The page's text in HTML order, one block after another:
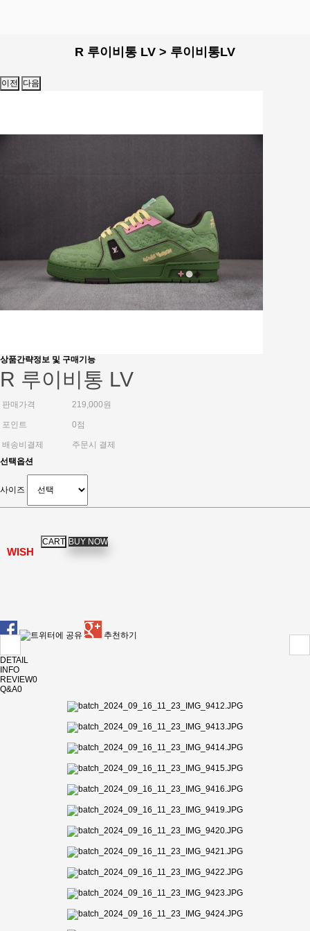
R 루이비통 LV > 루이비통LV
이전 다음
상품간략정보 및 구매기능
R 루이비통 LV
판매가격 219,000원
포인트 0점
배송비결제
주문시 결제
선택옵션
사이즈
WISH
추천하기
DETAIL
INFO
REVIEW0
Q&A0